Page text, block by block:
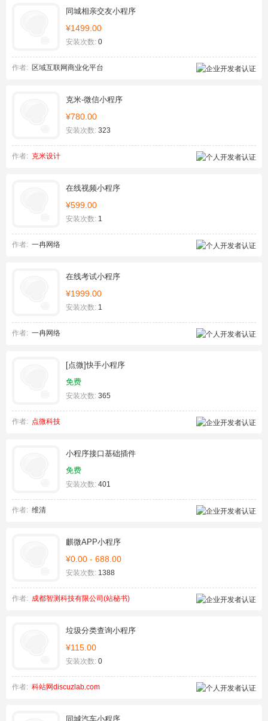
同城相亲交友小程序
¥1499.00
安装次数: 0
作者: 区域互联网商业化平台
克米-微信小程序
¥780.00
安装次数: 323
作者: 克米设计
在线视频小程序
¥599.00
安装次数: 1
作者: 一冉网络
在线考试小程序
¥1999.00
安装次数: 1
作者: 一冉网络
[点微]快手小程序
免费
安装次数: 365
作者: 点微科技
小程序接口基础插件
免费
安装次数: 401
作者: 维清
麒微APP小程序
¥0.00 - 688.00
安装次数: 1388
作者: 成都智测科技有限公司(站秘书)
垃圾分类查询小程序
¥115.00
安装次数: 0
作者: 科站网discuzlab.com
同城汽车小程序